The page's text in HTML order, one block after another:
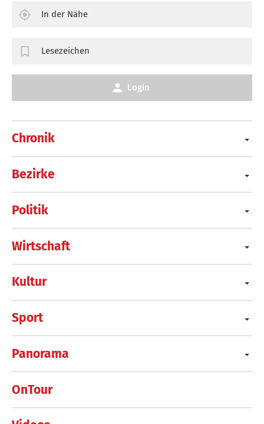
Chronik
Bezirke
Politik
Wirtschaft
Kultur
Sport
Panorama
OnTour
In der Nähe
Lesezeichen
Login